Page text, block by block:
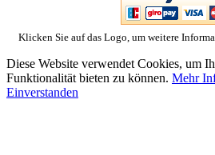
Klicken Sie auf das Logo, um weitere
Diese Website verwendet Cookies, um
Funktionalität bieten zu können. Mehr
Einverstanden